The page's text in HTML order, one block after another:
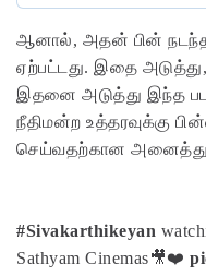
ஆனால், அதன் பின் நடந்த
ஏற்பட்டது. இதை
இதனை அடுத்து இந்த
நீதிமன்ற உத்தரவுக்கு
செய்வதற்கான அனைத்து
#Sivakarthikeyan
Sathyam Cinemas🎥❤️